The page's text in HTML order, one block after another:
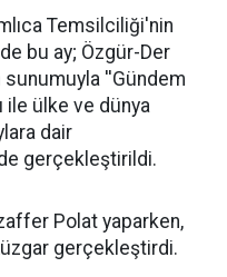
Temsilciliği'nin
bu ay; Özgür-Der
sunumuyla ''Gündem
ile ülke ve dünya
dair
gerçekleştirildi.
Polat yaparken,
gerçekleştirdi.